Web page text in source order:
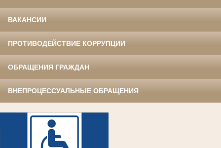
ВАКАНСИИ
ПРОТИВОДЕЙСТВИЕ КОРРУПЦИИ
ОБРАЩЕНИЯ ГРАЖДАН
ВНЕПРОЦЕССУАЛЬНЫЕ ОБРАЩЕНИЯ